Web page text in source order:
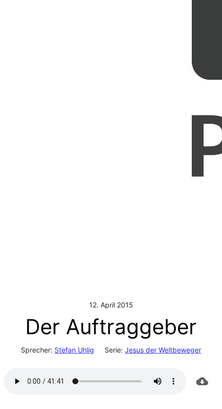
12. April 2015
Der Auftraggeber
Sprecher: Stefan Uhlig Serie: Jesus der Weltbeweger